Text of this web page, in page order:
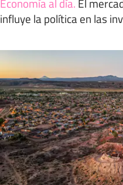
influye la política en las